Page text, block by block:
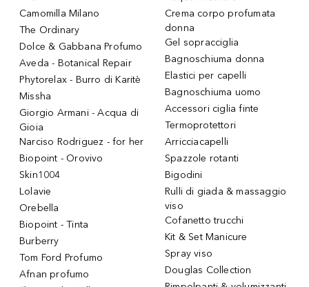
Camomilla Milano
The Ordinary
Dolce & Gabbana Profumo
Aveda - Botanical Repair
Phytorelax - Burro di Karitè
Missha
Giorgio Armani - Acqua di
Gioia
Narciso Rodriguez - for her
Biopoint - Orovivo
Skin1004
Lolavie
Orebella
Biopoint - Tinta
Burberry
Tom Ford Profumo
Afnan profumo
Crema corpo profumata
donna
Gel sopracciglia
Bagnoschiuma donna
Elastici per capelli
Bagnoschiuma uomo
Accessori ciglia finte
Termoprotettori
Arricciacapelli
Spazzole rotanti
Bigodini
Rulli di giada & massaggio
viso
Cofanetto trucchi
Kit & Set Manicure
Spray viso
Douglas Collection